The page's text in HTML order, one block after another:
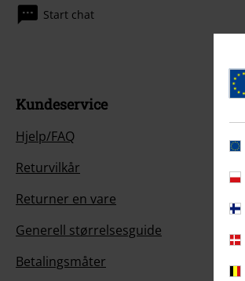
Start chat
Kundeservice
Hjelp/FAQ
Returvilkår
Returner en vare
Generell størrelsesguide
Betalingsmåter